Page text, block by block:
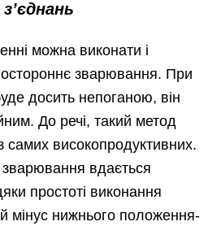
можна виконати і
зварювання. При
досить непоганою, він
До речі, такий метод
високопродуктивних.
зварювання вдається
простоті виконання
мінус нижнього положення-